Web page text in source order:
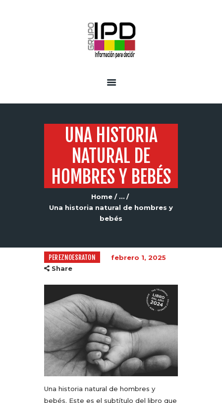
UNA HISTORIA
NATURAL DE
HOMBRES Y BEBÉS
Home
...
Una historia natural de hombres y
bebés
PEREZNOESRATON
febrero 1, 2025
Share
Una historia natural de hombres y
bebés. Este es el subtítulo del libro que